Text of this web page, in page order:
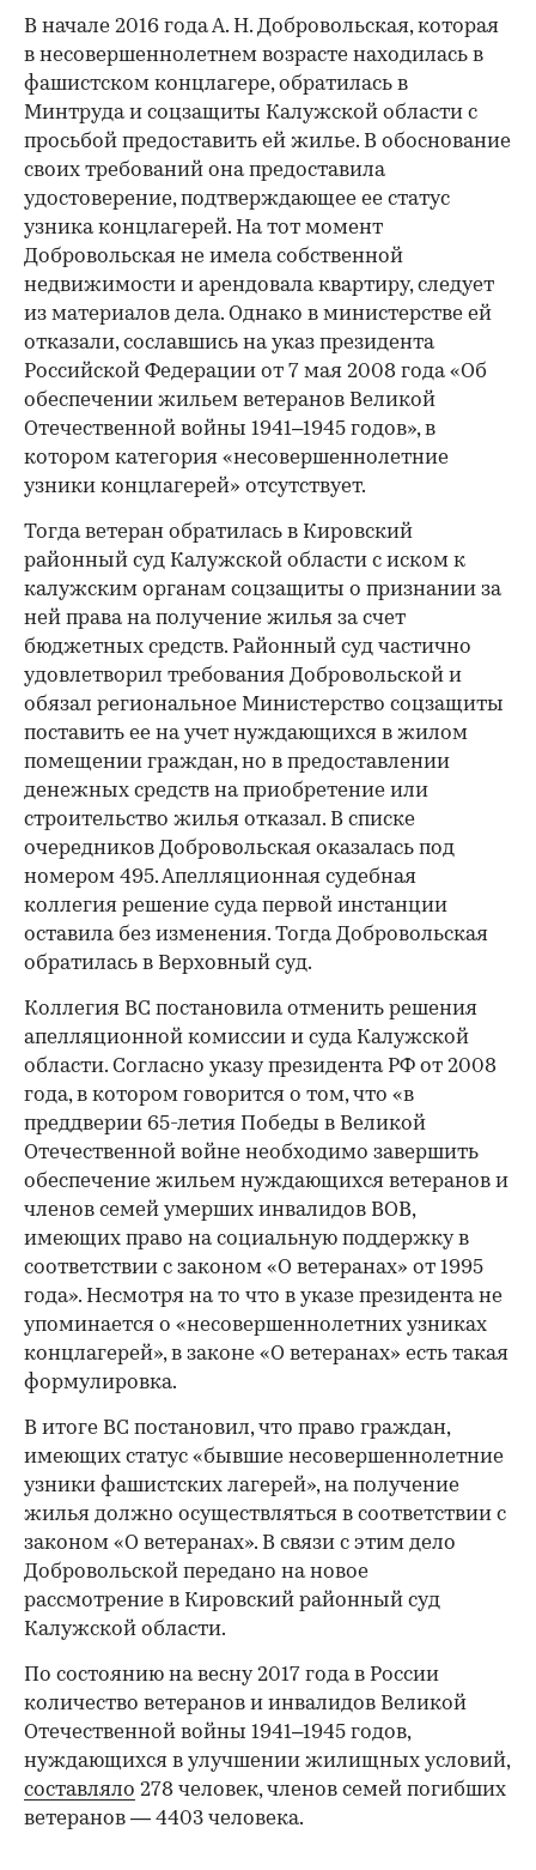
В начале 2016 года А. Н. Добровольская, которая
в несовершеннолетнем возрасте находилась в
фашистском концлагере, обратилась в
Минтруда и соцзащиты Калужской области с
просьбой предоставить ей жилье. В обоснование
своих требований она предоставила
удостоверение, подтверждающее ее статус
узника концлагерей. На тот момент
Добровольская не имела собственной
недвижимости и арендовала квартиру, следует
из материалов дела. Однако в министерстве ей
отказали, сославшись на указ президента
Российской Федерации от 7 мая 2008 года «Об
обеспечении жильем ветеранов Великой
Отечественной войны 1941–1945 годов», в
котором категория «несовершеннолетние
узники концлагерей» отсутствует.
Тогда ветеран обратилась в Кировский
районный суд Калужской области с иском к
калужским органам соцзащиты о признании за
ней права на получение жилья за счет
бюджетных средств. Районный суд частично
удовлетворил требования Добровольской и
обязал региональное Министерство соцзащиты
поставить ее на учет нуждающихся в жилом
помещении граждан, но в предоставлении
денежных средств на приобретение или
строительство жилья отказал. В списке
очередников Добровольская оказалась под
номером 495. Апелляционная судебная
коллегия решение суда первой инстанции
оставила без изменения. Тогда Добровольская
обратилась в Верховный суд.
Коллегия ВС постановила отменить решения
апелляционной комиссии и суда Калужской
области. Согласно указу президента РФ от 2008
года, в котором говорится о том, что «в
преддверии 65-летия Победы в Великой
Отечественной войне необходимо завершить
обеспечение жильем нуждающихся ветеранов и
членов семей умерших инвалидов ВОВ,
имеющих право на социальную поддержку в
соответствии с законом «О ветеранах» от 1995
года». Несмотря на то что в указе президента не
упоминается о «несовершеннолетних узниках
концлагерей», в законе «О ветеранах» есть такая
формулировка.
В итоге ВС постановил, что право граждан,
имеющих статус «бывшие несовершеннолетние
узники фашистских лагерей», на получение
жилья должно осуществляться в соответствии с
законом «О ветеранах». В связи с этим дело
Добровольской передано на новое
рассмотрение в Кировский районный суд
Калужской области.
По состоянию на весну 2017 года в России
количество ветеранов и инвалидов Великой
Отечественной войны 1941–1945 годов,
нуждающихся в улучшении жилищных условий,
составляло 278 человек, членов семей погибших
ветеранов — 4403 человека.